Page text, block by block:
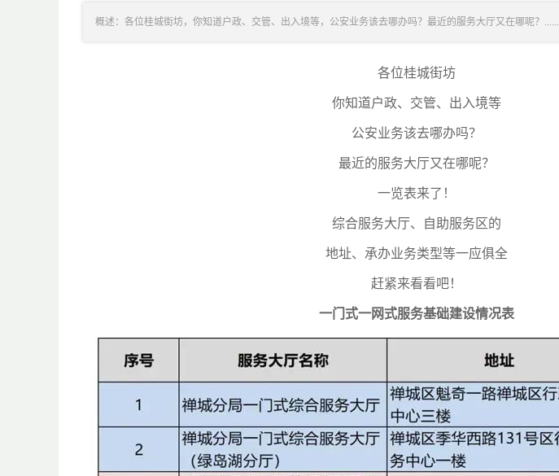
概述：各位桂城街坊，你知道户政、交管、出入境等，公安业务该去哪办吗？最近的服务大厅又在哪呢？......
各位桂城街坊
你知道户政、交管、出入境等
公安业务该去哪办吗？
最近的服务大厅又在哪呢？
一览表来了！
综合服务大厅、自助服务区的
地址、承办业务类型等一应俱全
赶紧来看看吧！
一门式一网式服务基础建设情况表